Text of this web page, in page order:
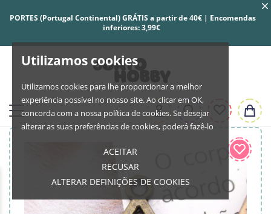
Utilizamos cookies
Utilizamos cookies para lhe proporcionar a melhor
experiência possível no nosso site. Ao clicar em OK,
concorda com a nossa política de cookies. Se desejar
alterar as suas preferências de cookies, poderá fazê-lo
ACEITAR
RECUSAR
ALTERAR DEFINIÇÕES DE COOKIES
PORTES (Portugal Continental) GRÁTIS a partir de 40€ | Encomendas
inferiores: 3,99€